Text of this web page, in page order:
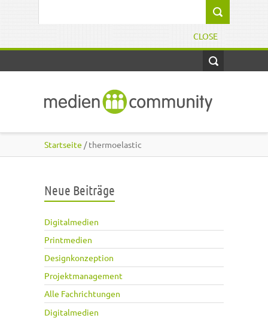
CLOSE
Startseite / thermoelastic
Neue Beiträge
Digitalmedien
Printmedien
Designkonzeption
Projektmanagement
Alle Fachrichtungen
Digitalmedien